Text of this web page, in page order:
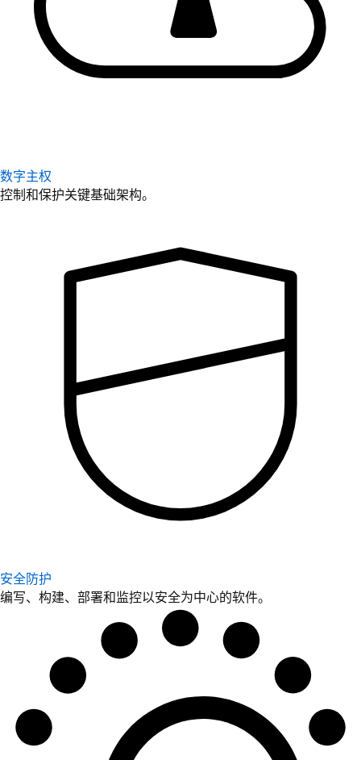
数字主权
控制和保护关键基础架构。
安全防护
编写、构建、部署和监控以安全为中心的软件。